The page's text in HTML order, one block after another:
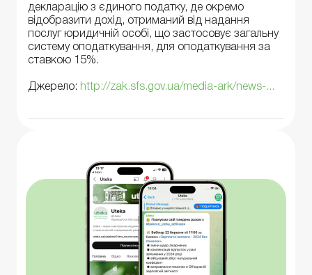
декларацію з єдиного податку, де окремо
відобразити дохід, отриманий від надання
послуг юридичній особі, що застосовує загальну
систему оподаткування, для оподаткування за
ставкою 15%.
Джерело: http://zak.sfs.gov.ua/media-ark/news-...